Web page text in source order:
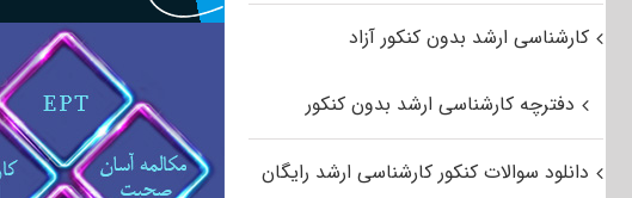
کارشناسی ارشد بدون کنکور آزاد
دفترچه کارشناسی ارشد بدون کنکور
دانلود سوالات کنکور کارشناسی ارشد رایگان